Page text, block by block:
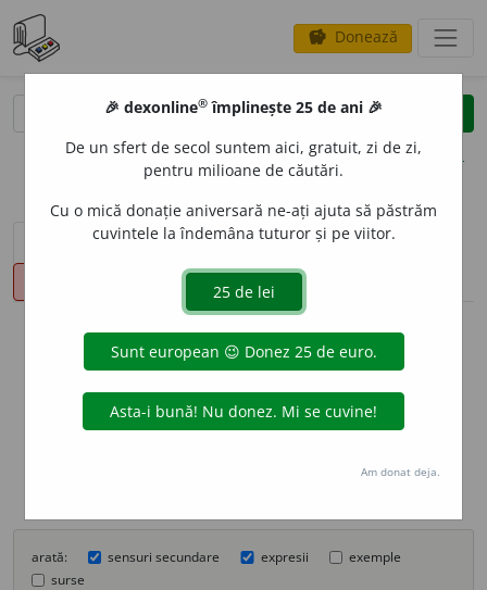
savings Donează
clear
opțiuni
sinteza definițiilor (1) definiții (43)
declinări
info
Aceste definiții sunt compilate de
echipa dexonline. Definițiile
originale se află pe filadefiniții.
Puteți reordona filele pe pagina de
arată: sensuri secundare expresii
exemple
surse
🎉 dexonline® împlinește 25 de ani 🎉
De un sfert de secol suntem aici, gratuit, zi de zi,
pentru milioane de căutări.
Cu o mică donație aniversară ne-ați ajuta să păstrăm
cuvintele la îndemâna tuturor și pe viitor.
Am donat deja.